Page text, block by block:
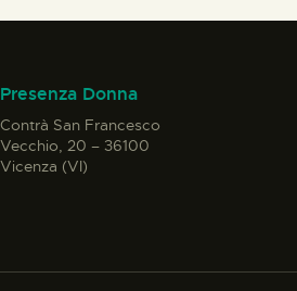
Presenza Donna
Contrà San Francesco
Vecchio, 20 – 36100
Vicenza (VI)